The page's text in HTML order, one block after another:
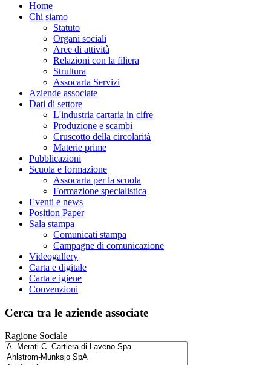
Home
Chi siamo
Statuto
Organi sociali
Aree di attività
Relazioni con la filiera
Struttura
Assocarta Servizi
Aziende associate
Dati di settore
L'industria cartaria in cifre
Produzione e scambi
Cruscotto della circolarità
Materie prime
Pubblicazioni
Scuola e formazione
Assocarta per la scuola
Formazione specialistica
Eventi e news
Position Paper
Sala stampa
Comunicati stampa
Campagne di comunicazione
Videogallery
Carta e digitale
Carta e igiene
Convenzioni
Cerca tra le aziende associate
Ragione Sociale